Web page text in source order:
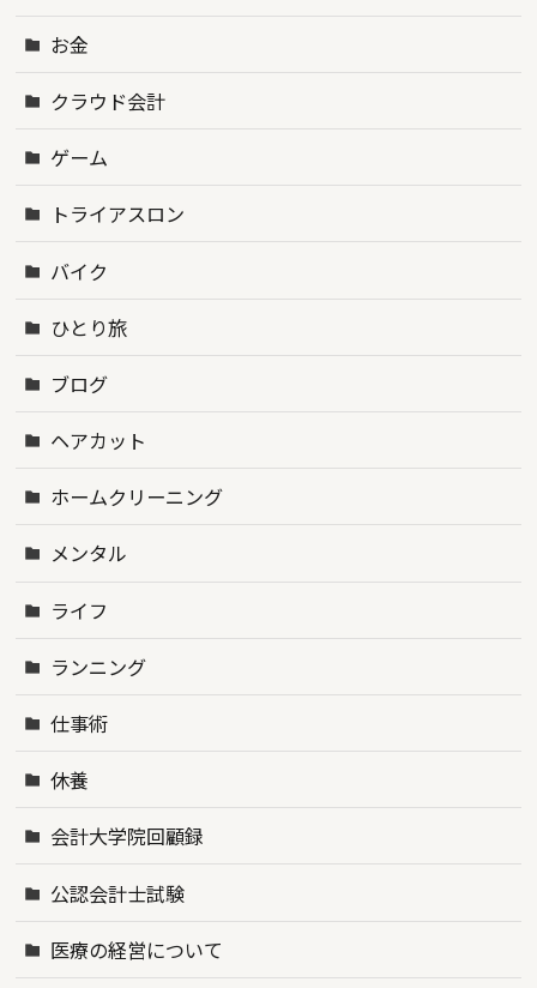
お金
クラウド会計
ゲーム
トライアスロン
バイク
ひとり旅
ブログ
ヘアカット
ホームクリーニング
メンタル
ライフ
ランニング
仕事術
休養
会計大学院回顧録
公認会計士試験
医療の経営について